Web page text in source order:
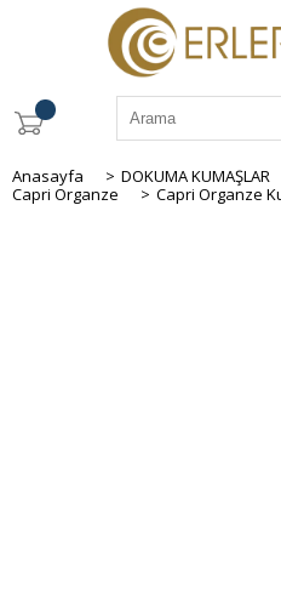
Anasayfa > DOKUMA KUMAŞLAR
Capri Organze
> Capri Organze